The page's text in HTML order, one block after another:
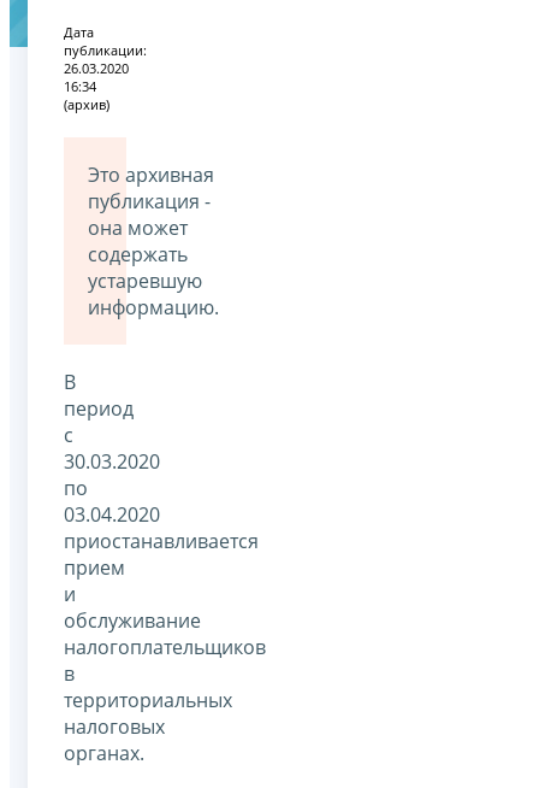
Дата
публикации:
26.03.2020
16:34
(архив)
Это архивная
публикация -
она может
содержать
устаревшую
информацию.
В
период
с
30.03.2020
по
03.04.2020
приостанавливается
прием
и
обслуживание
налогоплательщиков
в
территориальных
налоговых
органах.